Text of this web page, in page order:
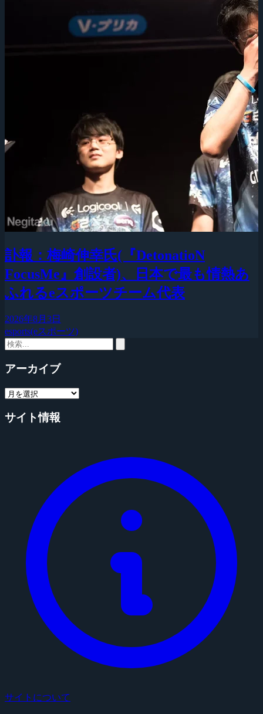
訃報：梅崎伸幸氏(『DetonatioN
FocusMe』創設者)、日本で最も情熱あ
ふれるeスポーツチーム代表
2026年8月3日
esports(eスポーツ)
アーカイブ
サイト情報
サイトについて